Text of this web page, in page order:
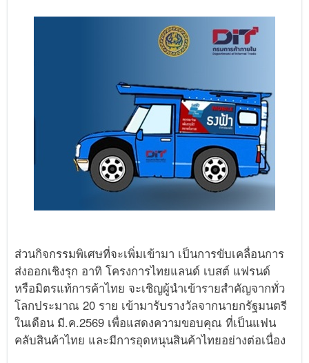
ส่วนกิจกรรมพิเศษที่จะเพิ่มเข้ามา เป็นการขับเคลื่อนการ
ส่งออกเชิงรุก อาทิ โครงการไทยแลนด์ เบสต์ แฟรนด์
หรือมิตรแท้การค้าไทย จะเชิญผู้นำเข้ารายสำคัญจากทั่ว
โลกประมาณ 20 ราย เข้ามารับรางวัลจากนายกรัฐมนตรี
ในเดือน มี.ค.2569 เพื่อแสดงความขอบคุณ ที่เป็นแฟน
คลับสินค้าไทย และมีการอุดหนุนสินค้าไทยอย่างต่อเนื่อง